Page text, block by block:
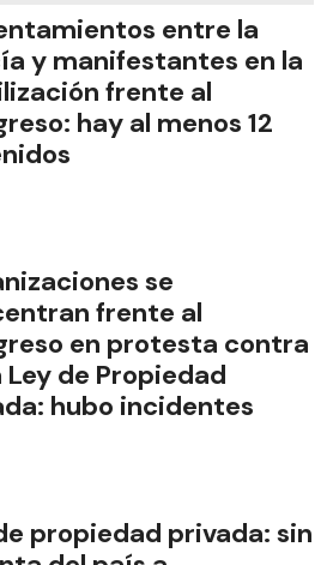
entre la
y manifestantes en la
frente al
hay al menos 12
se
frente al
en protesta contra
Ley de Propiedad
hubo incidentes
propiedad privada: sin